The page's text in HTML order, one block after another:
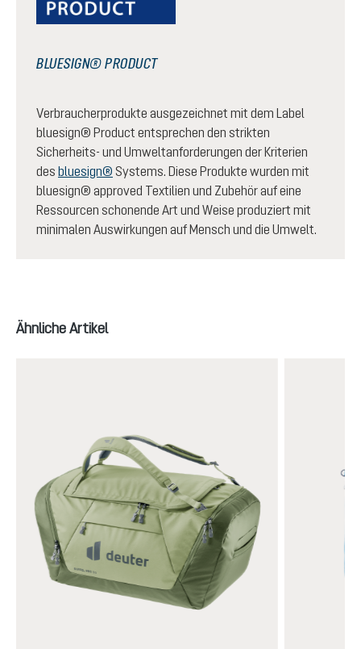
BLUESIGN® PRODUCT
Verbraucherprodukte ausgezeichnet mit dem Label
bluesign® Product entsprechen den strikten
Sicherheits- und Umweltanforderungen der Kriterien
des bluesign® Systems. Diese Produkte wurden mit
bluesign® approved Textilien und Zubehör auf eine
Ressourcen schonende Art und Weise produziert mit
minimalen Auswirkungen auf Mensch und die Umwelt.
Produktgalerie überspringen
Ähnliche Artikel